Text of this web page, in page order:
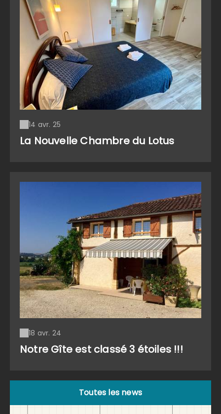
14 avr. 25
La Nouvelle Chambre du Lotus
18 avr. 24
Notre Gîte est classé 3 étoiles !!!
Toutes les news